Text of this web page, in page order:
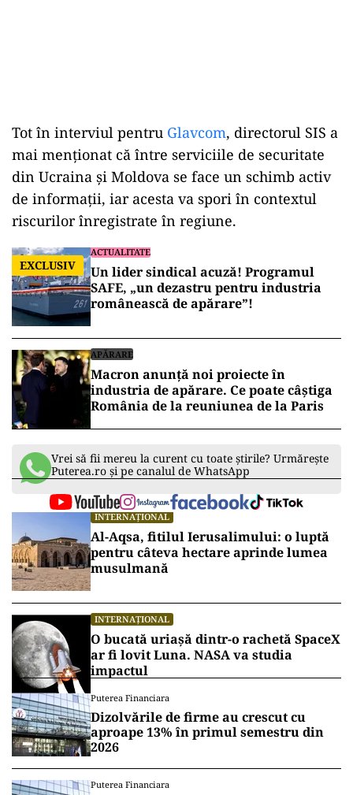
Tot în interviul pentru Glavcom, directorul SIS a
mai menționat că între serviciile de securitate
din Ucraina și Moldova se face un schimb activ
de informații, iar acesta va spori în contextul
riscurilor înregistrate în regiune.
EXCLUSIV
ACTUALITATE
Un lider sindical acuză! Programul
SAFE, „un dezastru pentru industria
românească de apărare”!
APĂRARE
Macron anunță noi proiecte în
industria de apărare. Ce poate câștiga
România de la reuniunea de la Paris
Vrei să fii mereu la curent cu toate știrile? Urmărește
Puterea.ro și pe canalul de WhatsApp
INTERNAȚIONAL
Al-Aqsa, fitilul Ierusalimului: o luptă
pentru câteva hectare aprinde lumea
musulmană
INTERNAȚIONAL
O bucată uriașă dintr-o rachetă SpaceX
ar fi lovit Luna. NASA va studia
impactul
Puterea Financiara
Dizolvările de firme au crescut cu
aproape 13% în primul semestru din
2026
Puterea Financiara